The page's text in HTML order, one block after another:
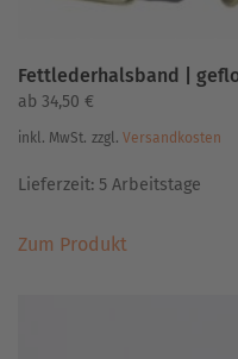
Fettlederhalsband |
ab 34,50 €
inkl. MwSt. zzgl. Versandkosten
Lieferzeit: 5 Arbeitstage
Zum ProduktProdukt